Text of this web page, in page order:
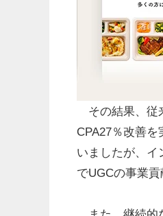
その結果、従
CPA27％改善
いましたが、イ
でUGCの事業貢
また、継続的